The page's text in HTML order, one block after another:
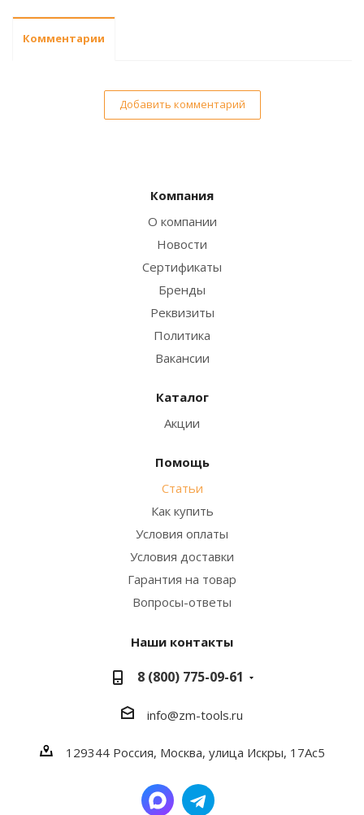
Комментарии
Добавить комментарий
Компания
О компании
Новости
Сертификаты
Бренды
Реквизиты
Политика
Вакансии
Каталог
Акции
Помощь
Статьи
Как купить
Условия оплаты
Условия доставки
Гарантия на товар
Вопросы-ответы
Наши контакты
8 (800) 775-09-61
info@zm-tools.ru
129344 Россия, Москва, улица Искры, 17Ас5